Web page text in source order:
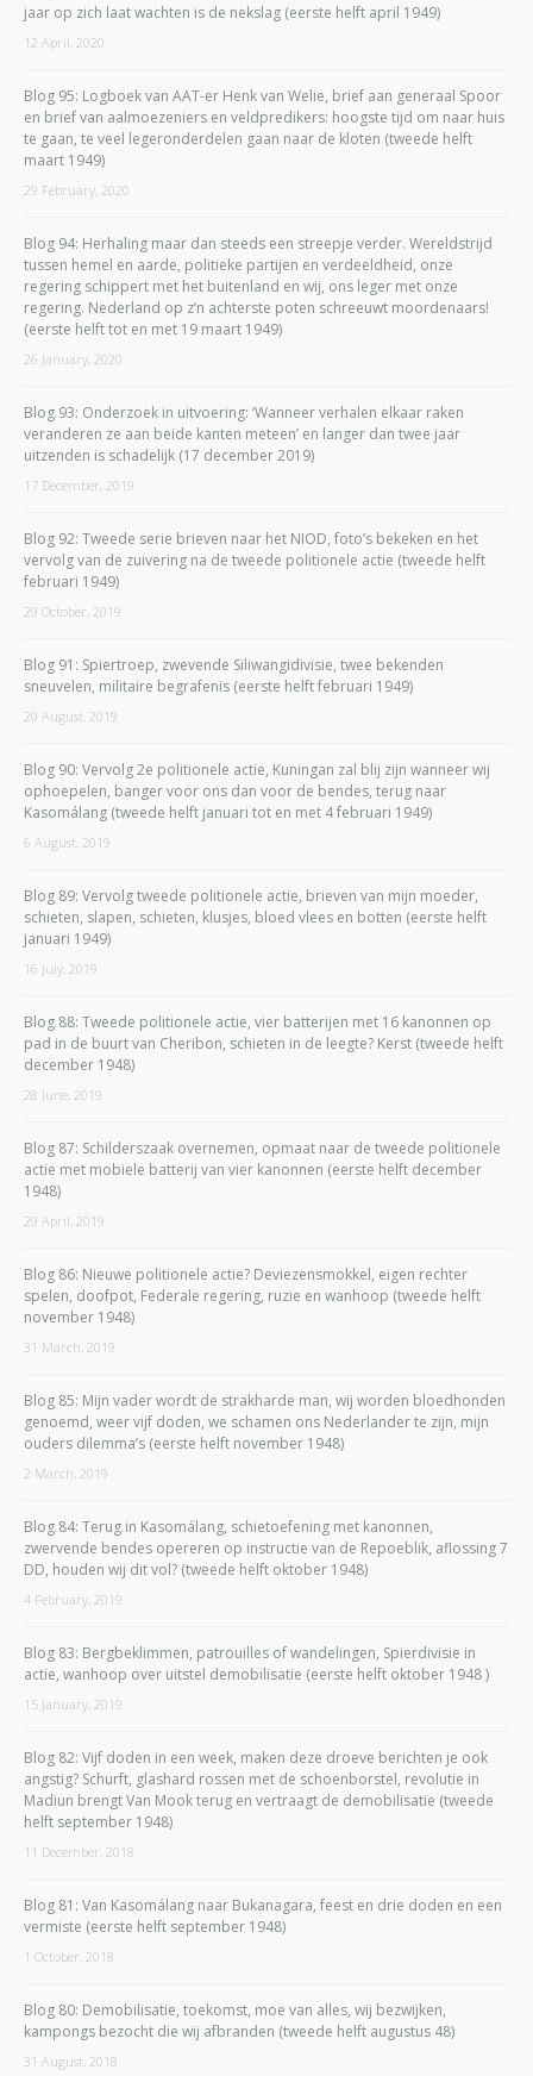
jaar op zich laat wachten is de nekslag (eerste helft april 1949)
12 April, 2020
Blog 95: Logboek van AAT-er Henk van Welie, brief aan generaal Spoor
en brief van aalmoezeniers en veldpredikers: hoogste tijd om naar huis
te gaan, te veel legeronderdelen gaan naar de kloten (tweede helft
maart 1949)
29 February, 2020
Blog 94: Herhaling maar dan steeds een streepje verder. Wereldstrijd
tussen hemel en aarde, politieke partijen en verdeeldheid, onze
regering schippert met het buitenland en wij, ons leger met onze
regering. Nederland op z’n achterste poten schreeuwt moordenaars!
(eerste helft tot en met 19 maart 1949)
26 January, 2020
Blog 93: Onderzoek in uitvoering: ‘Wanneer verhalen elkaar raken
veranderen ze aan beide kanten meteen’ en langer dan twee jaar
uitzenden is schadelijk (17 december 2019)
17 December, 2019
Blog 92: Tweede serie brieven naar het NIOD, foto’s bekeken en het
vervolg van de zuivering na de tweede politionele actie (tweede helft
februari 1949)
29 October, 2019
Blog 91: Spiertroep, zwevende Siliwangidivisie, twee bekenden
sneuvelen, militaire begrafenis (eerste helft februari 1949)
20 August, 2019
Blog 90: Vervolg 2e politionele actie, Kuningan zal blij zijn wanneer wij
ophoepelen, banger voor ons dan voor de bendes, terug naar
Kasomálang (tweede helft januari tot en met 4 februari 1949)
6 August, 2019
Blog 89: Vervolg tweede politionele actie, brieven van mijn moeder,
schieten, slapen, schieten, klusjes, bloed vlees en botten (eerste helft
januari 1949)
16 July, 2019
Blog 88: Tweede politionele actie, vier batterijen met 16 kanonnen op
pad in de buurt van Cheribon, schieten in de leegte? Kerst (tweede helft
december 1948)
28 June, 2019
Blog 87: Schilderszaak overnemen, opmaat naar de tweede politionele
actie met mobiele batterij van vier kanonnen (eerste helft december
1948)
29 April, 2019
Blog 86: Nieuwe politionele actie? Deviezensmokkel, eigen rechter
spelen, doofpot, Federale regering, ruzie en wanhoop (tweede helft
november 1948)
31 March, 2019
Blog 85: Mijn vader wordt de strakharde man, wij worden bloedhonden
genoemd, weer vijf doden, we schamen ons Nederlander te zijn, mijn
ouders dilemma’s (eerste helft november 1948)
2 March, 2019
Blog 84: Terug in Kasomálang, schietoefening met kanonnen,
zwervende bendes opereren op instructie van de Repoeblik, aflossing 7
DD, houden wij dit vol? (tweede helft oktober 1948)
4 February, 2019
Blog 83: Bergbeklimmen, patrouilles of wandelingen, Spierdivisie in
actie, wanhoop over uitstel demobilisatie (eerste helft oktober 1948 )
15 January, 2019
Blog 82: Vijf doden in een week, maken deze droeve berichten je ook
angstig? Schurft, glashard rossen met de schoenborstel, revolutie in
Madiun brengt Van Mook terug en vertraagt de demobilisatie (tweede
helft september 1948)
11 December, 2018
Blog 81: Van Kasomálang naar Bukanagara, feest en drie doden en een
vermiste (eerste helft september 1948)
1 October, 2018
Blog 80: Demobilisatie, toekomst, moe van alles, wij bezwijken,
kampongs bezocht die wij afbranden (tweede helft augustus 48)
31 August, 2018